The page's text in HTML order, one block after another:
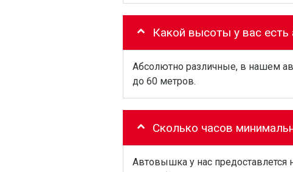
Какой высоты у вас
Абсолютно различные, в нашем
до 60 метров.
Сколько часов
Автовышка у нас предоставлется